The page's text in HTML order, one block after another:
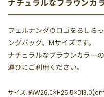
ナチュラルなブラウンカ
フェルナンダのロゴをあしら
ングバッグ、Mサイズです。
ナチュラルなブラウンカラー
運びにご利用ください。
サイズ: 約